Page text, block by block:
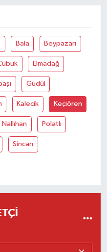
Bala Beypazarı
Elmadağ
Güdül
Kalecik Keçiören
Nallıhan Polatlı
Sincan